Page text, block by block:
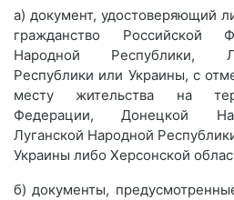
а) документ, удостоверяющий
гражданство Российской
Народной Республики,
Республики или Украины, с
месту жительства на
Федерации, Донецкой
Луганской Народной
Украины либо Херсонской
б) документы,